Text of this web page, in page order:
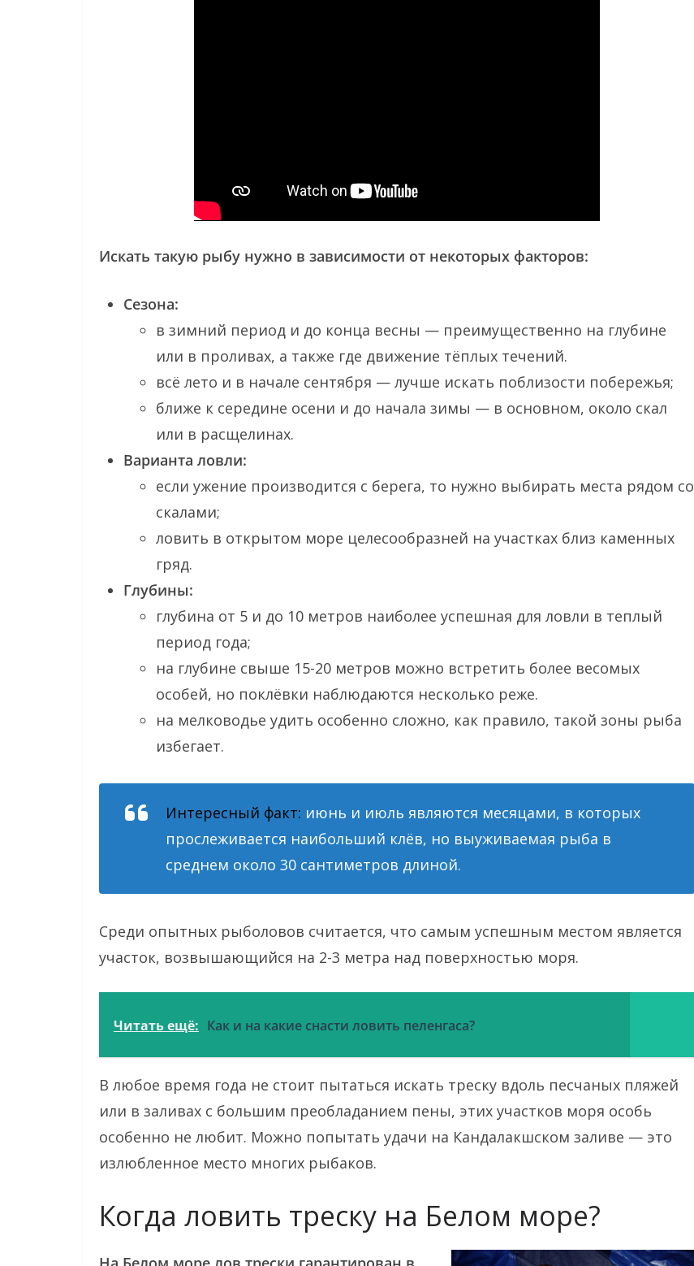
Искать такую рыбу нужно в зависимости от некоторых факторов:
Сезона:
в зимний период и до конца весны — преимущественно на глубине
или в проливах, а также где движение тёплых течений.
всё лето и в начале сентября — лучше искать поблизости побережья;
ближе к середине осени и до начала зимы — в основном, около скал
или в расщелинах.
Варианта ловли:
если ужение производится с берега, то нужно выбирать места рядом со
скалами;
ловить в открытом море целесообразней на участках близ каменных
гряд.
Глубины:
глубина от 5 и до 10 метров наиболее успешная для ловли в теплый
период года;
на глубине свыше 15-20 метров можно встретить более весомых
особей, но поклёвки наблюдаются несколько реже.
на мелководье удить особенно сложно, как правило, такой зоны рыба
избегает.
Интересный факт: июнь и июль являются месяцами, в которых
прослеживается наибольший клёв, но выуживаемая рыба в
среднем около 30 сантиметров длиной.
Среди опытных рыболовов считается, что самым успешным местом является
участок, возвышающийся на 2-3 метра над поверхностью моря.
Читать ещё: Как и на какие снасти ловить пеленгаса?
В любое время года не стоит пытаться искать треску вдоль песчаных пляжей
или в заливах с большим преобладанием пены, этих участков моря особь
особенно не любит. Можно попытать удачи на Кандалакшском заливе — это
излюбленное место многих рыбаков.
Когда ловить треску на Белом море?